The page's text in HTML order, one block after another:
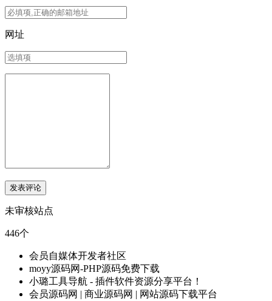
网址
未审核站点
446个
会员自媒体开发者社区
moyy源码网-PHP源码免费下载
小璐工具导航 - 插件软件资源分享平台！
会员源码网 | 商业源码网 | 网站源码下载平台